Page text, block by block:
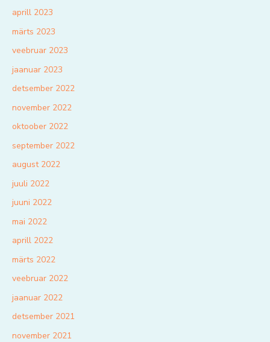
aprill 2023
märts 2023
veebruar 2023
jaanuar 2023
detsember 2022
november 2022
oktoober 2022
september 2022
august 2022
juuli 2022
juuni 2022
mai 2022
aprill 2022
märts 2022
veebruar 2022
jaanuar 2022
detsember 2021
november 2021